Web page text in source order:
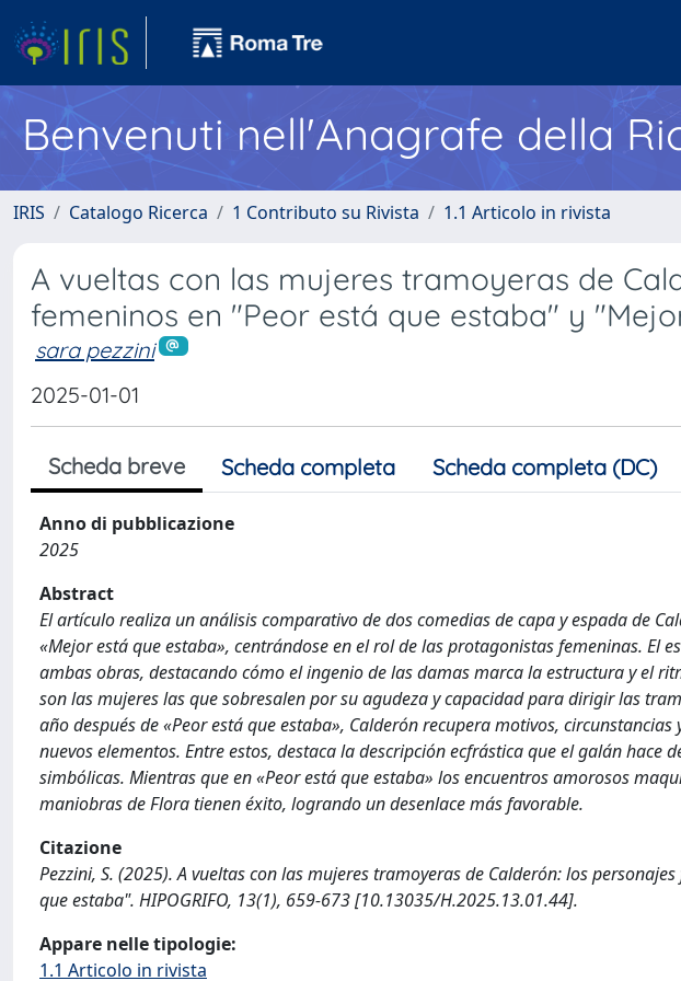
Benvenuti nell'Anagrafe della
IRIS Catalogo Ricerca 1 Contributo su Rivista 1.1 Articolo in rivista
A vueltas con las mujeres tramoyeras de
femeninos en "Peor está que estaba" y
sara pezzini
2025-01-01
Scheda breve Scheda completa Scheda completa (DC)
Anno di pubblicazione
2025
Abstract
El artículo realiza un análisis comparativo de dos comedias de capa y espada de
«Mejor está que estaba», centrándose en el rol de las protagonistas femeninas. El
ambas obras, destacando cómo el ingenio de las damas marca la estructura y el
son las mujeres las que sobresalen por su agudeza y capacidad para dirigir las
año después de «Peor está que estaba», Calderón recupera motivos,
nuevos elementos. Entre estos, destaca la descripción ecfrástica que el galán hace
simbólicas. Mientras que en «Peor está que estaba» los encuentros amorosos
maniobras de Flora tienen éxito, logrando un desenlace más favorable.
Citazione
Pezzini, S. (2025). A vueltas con las mujeres tramoyeras de Calderón: los
que estaba". HIPOGRIFO, 13(1), 659-673 [10.13035/H.2025.13.01.44].
Appare nelle tipologie:
1.1 Articolo in rivista